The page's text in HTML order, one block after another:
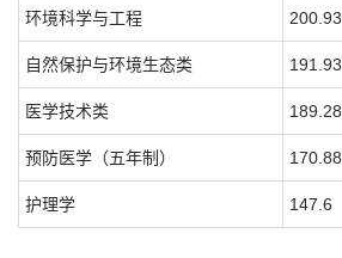
环境科学与工程 200.93
自然保护与环境生态类 191.93
医学技术类 189.28
预防医学（五年制） 170.88
护理学 147.6